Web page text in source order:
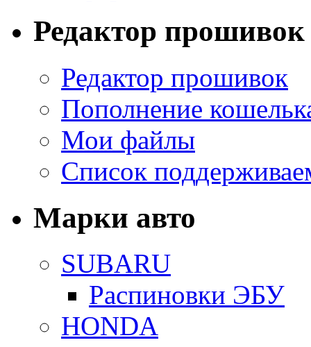
Редактор прошивок
Редактор прошивок
Пополнение
Мои файлы
Список
Марки авто
SUBARU
Распиновки ЭБУ
HONDA